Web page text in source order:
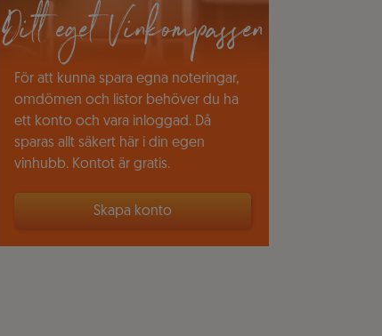
Ditt eget Vinkompassen
För att kunna spara egna noteringar,
omdömen och listor behöver du ha
ett konto och vara inloggad. Då
sparas allt säkert här i din egen
vinhubb. Kontot är gratis.
Skapa konto